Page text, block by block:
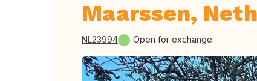
Maarssen,
NL23994 Open for exchange